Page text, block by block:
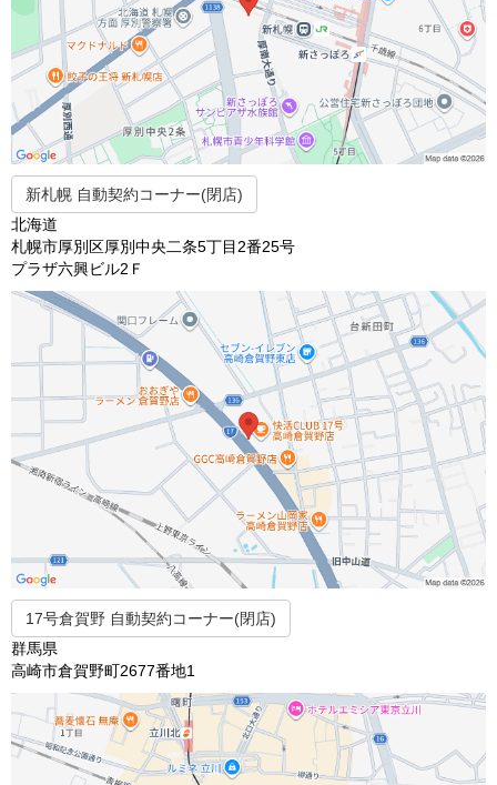
新札幌 自動契約コーナー(閉店)
北海道
札幌市厚別区厚別中央二条5丁目2番25号
プラザ六興ビル2Ｆ
17号倉賀野 自動契約コーナー(閉店)
群馬県
高崎市倉賀野町2677番地1